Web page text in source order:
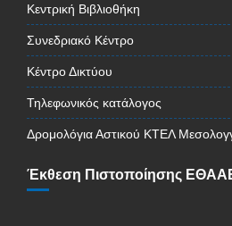
Κεντρική Βιβλιοθήκη
Συνεδριακό Κέντρο
Κέντρο Δικτύου
Τηλεφωνικός κατάλογος
Δρομολόγια Αστικού ΚΤΕΛ
Έκθεση Πιστοποίησης